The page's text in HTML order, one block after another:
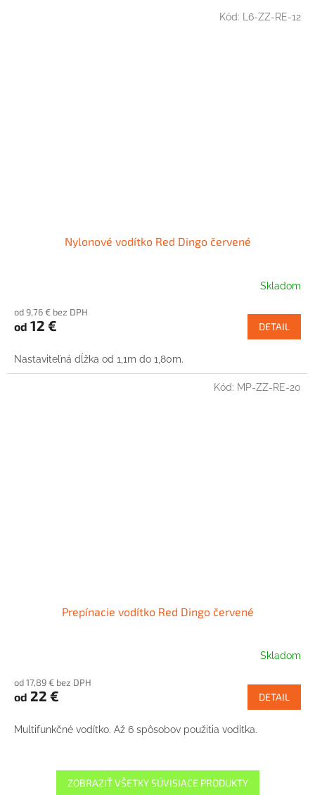
Nylonové vodítko Red Dingo červené
Skladom
od 9,76 € bez DPH
od 12 € DETAIL
Nastaviteľná dĺžka od 1,1m do 1,80m.
Kód: L6-ZZ-RE-12
Prepínacie vodítko Red Dingo červené
Skladom
od 17,89 € bez DPH
od 22 € DETAIL
Multifunkčné vodítko. Až 6 spôsobov použitia vodítka.
Kód: MP-ZZ-RE-20
ZOBRAZIŤ VŠETKY SÚVISIACE PRODUKTY